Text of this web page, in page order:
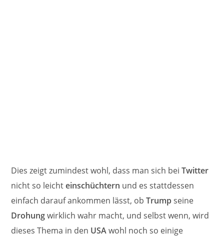
Dies zeigt zumindest wohl, dass man sich beiTwitter
nicht so leichteinschüchtern und es stattdessen
einfach darauf ankommen lässt, obTrump seine
Drohungwirklich wahr macht, und selbst wenn, wird
dieses Thema in den USAwohl noch so einige